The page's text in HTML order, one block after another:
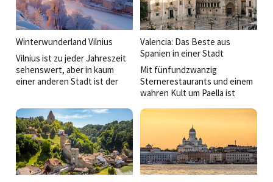
Schulenglisch reicht für die
Orientierung.
Hongkong ist klasse!
diesen wahren
Herrgottswinkel aus.
Winterwunderland Vilnius
Vilnius ist zu jeder Jahreszeit
sehenswert, aber in kaum
einer anderen Stadt ist der
niemanden davon ab, die
prächtig ­geschmückten
Fassaden in der Altstadt als
Feierkulisse zu nutzen. Die
Restaurants zwischen Stern
und Bagel sind ebenfalls
Valencia: Das Beste aus
Spanien in einer Stadt
Mit fünfundzwanzig
Sternerestaurants und einem
wahren Kult um Paella ist
Valencia. Die andere ist mit
einer unverwechselbaren
Mischung aus Gotik und
Jugendstil, Ausgeh-Altstadt
und zeit­genössischen Bauten
die Architektur. Überdies